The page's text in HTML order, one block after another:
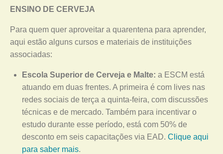
ENSINO DE CERVEJA
Para quem quer aproveitar a quarentena para aprender,
aqui estão alguns cursos e materiais de instituições
associadas:
Escola Superior de Cerveja e Malte: a ESCM está
atuando em duas frentes. A primeira é com lives nas
redes sociais de terça a quinta-feira, com discussões
técnicas e de mercado. Também para incentivar o
estudo durante esse período, está com 50% de
desconto em seis capacitações via EAD. Clique aqui
para saber mais.